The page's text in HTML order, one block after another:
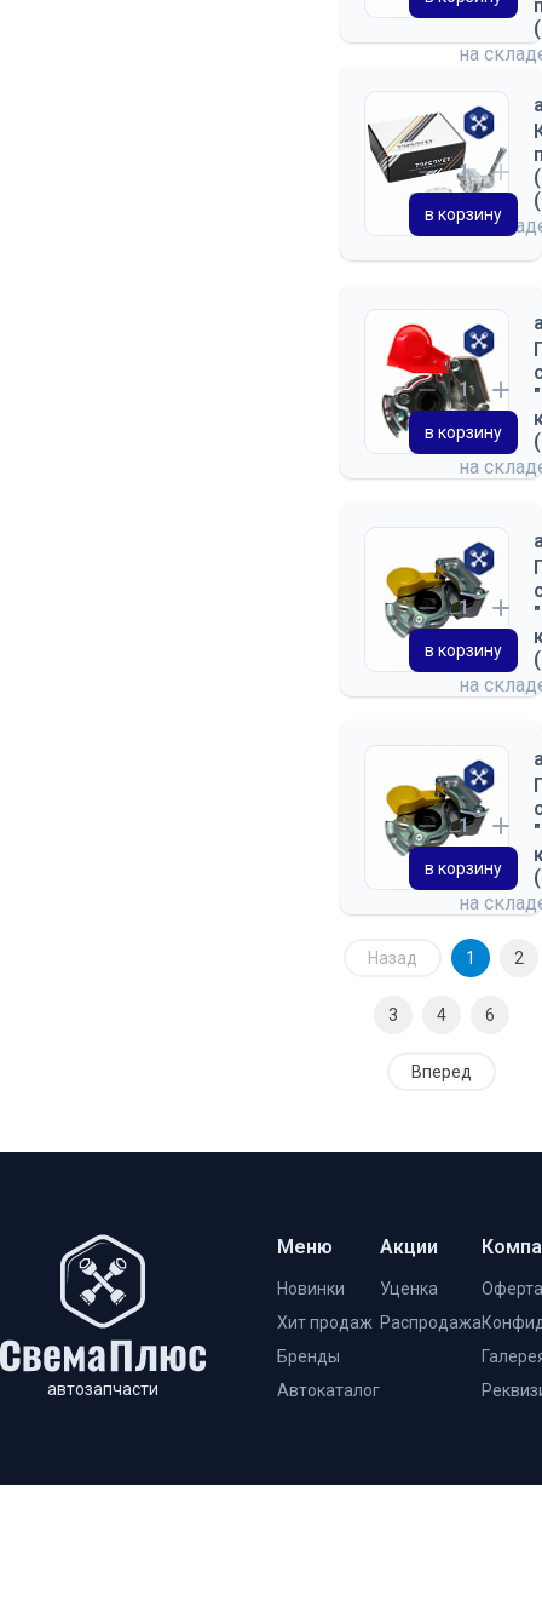
на
на
в корзину
на
в корзину
на
в корзину
на
в корзину
Назад 1 2
3 4 6
Вперед
автозапчасти
Меню
Новинки
Хит продаж
Бренды
Автокаталог
Акции
Уценка
Распродажа
Оферта